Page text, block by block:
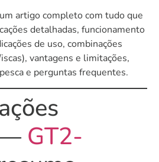
artigo completo com tudo que
detalhadas, funcionamento
de uso, combinações
vantagens e limitações,
e perguntas frequentes.
— GT2-